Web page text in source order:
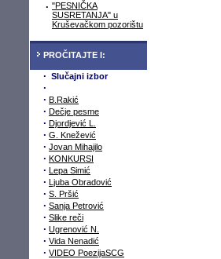
· "PESNIČKA
SUSRETANJA" u
Kruševačkom pozorištu
PROČITAJTE I:
· Slučajni izbor
·
· B.Rakić
· Dečje pesme
· Djordjević L.
· G. Knežević
· Jovan Mihajilo
· KONKURSI
· Lepa Simić
· Ljuba Obradović
· S. Pršić
· Sanja Petrović
· Slike reči
· Ugrenović N.
· Vida Nenadić
· VIDEO PoezijaSCG